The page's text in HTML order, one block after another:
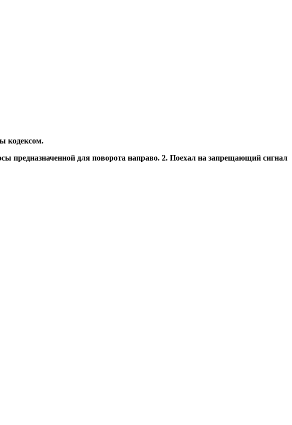
кодексом.
предназначенной для поворота направо. 2. Поехал на запрещающий сигнал